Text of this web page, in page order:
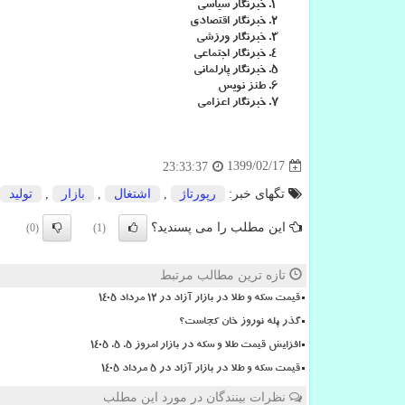
خبرنگار سیاسی
خبرنگار اقتصادی
خبرنگار ورزشی
خبرنگار اجتماعی
خبرنگار پارلمانی
طنز نویس
خبرنگار اعزامی
1399/02/17
23:33:37
تگهای خبر:
رپورتاژ اشتغال بازار تولید
این مطلب را می پسندید؟ (1)
(0)
تازه ترین مطالب مرتبط
قیمت سکه و طلا در بازار آزاد در ۱۲ مرداد ۱۴۰۵
گذر پله نوروز خان کجاست؟
افزایش قیمت طلا و سکه در بازار امروز ۵. ۵. ۱۴۰۵
قیمت سکه و طلا در بازار آزاد در ۵ مرداد ۱۴۰۵
نظرات بینندگان در مورد این مطلب